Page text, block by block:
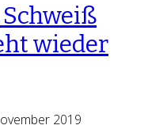
wieder
2019